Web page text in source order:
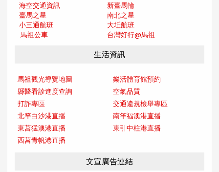
海空交通資訊
新臺馬輪
臺馬之星
南北之星
小三通航班
大坵航班
馬祖公車
台灣好行@馬祖
生活資訊
馬祖觀光導覽地圖
樂活體育館預約
縣醫看診進度查詢
空氣品質
打詐專區
交通違規檢舉專區
北竿白沙港直播
南竿福澳港直播
東莒猛澳港直播
東引中柱港直播
西莒青帆港直播
文宣廣告連結